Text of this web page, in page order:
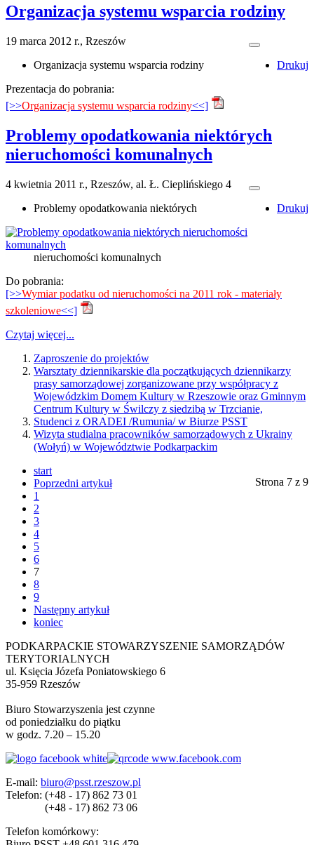
Organizacja systemu wsparcia rodziny
Drukuj
19 marca 2012 r., Rzeszów
Organizacja systemu wsparcia rodziny
Prezentacja do pobrania:
[>>Organizacja systemu wsparcia rodziny<<]
Problemy opodatkowania niektórych
nieruchomości komunalnych
Drukuj
4 kwietnia 2011 r., Rzeszów, al. Ł. Cieplińskiego 4
Problemy opodatkowania niektórych
nieruchomości komunalnych
Do pobrania:
[>>Wymiar podatku od nieruchomości na 2011 rok - materiały
szkoleniowe<<]
Czytaj więcej...
Zaproszenie do projektów
Warsztaty dziennikarskie dla początkujących dziennikarzy
prasy samorządowej zorganizowane przy współpracy z
Wojewódzkim Domem Kultury w Rzeszowie oraz Gminnym
Centrum Kultury w Świlczy z siedzibą w Trzcianie,
Studenci z ORADEI /Rumunia/ w Biurze PSST
Wizyta studialna pracowników samorządowych z Ukrainy
(Wołyń) w Województwie Podkarpackim
Strona 7 z 9
start
Poprzedni artykuł
1
2
3
4
5
6
7
8
9
Następny artykuł
koniec
PODKARPACKIE STOWARZYSZENIE SAMORZĄDÓW
TERYTORIALNYCH
ul. Księcia Józefa Poniatowskiego 6
35-959 Rzeszów
Biuro Stowarzyszenia jest czynne
od poniedziałku do piątku
w godz. 7.20 – 15.20
E-mail: biuro@psst.rzeszow.pl
Telefon: (+48 - 17) 862 73 01
(+48 - 17) 862 73 06
Telefon komórkowy: